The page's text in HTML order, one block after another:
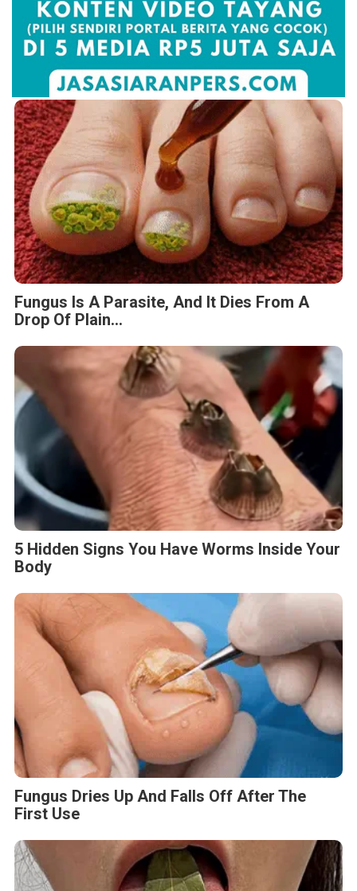
Fungus Is A Parasite, And It Dies From A
Drop Of Plain...
5 Hidden Signs You Have Worms Inside Your
Body
Fungus Dries Up And Falls Off After The
First Use